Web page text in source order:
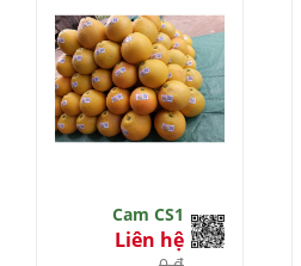
Cam CS1
Liên hệ